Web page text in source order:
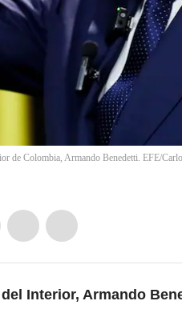
de Colombia, Armando Benedetti. EFE/
Interior, Armando